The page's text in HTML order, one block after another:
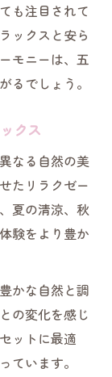
ひととき
ーション満
も注目されて
ックスと安ら
モニーは、五
るでしょう。
クス
なる自然の美
たリラクゼー
夏の清涼、秋
験をより豊か
かな自然と調
の変化を感じ
ットに最適
ています。